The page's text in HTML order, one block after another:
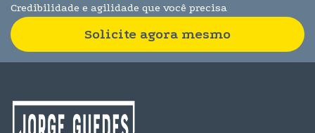
Credibilidade e agilidade que você precisa
Solicite agora mesmo